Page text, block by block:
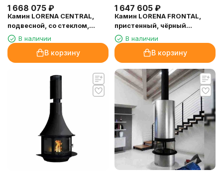
1 668 075 ₽
Камин LORENA CENTRAL,
подвесной, со стеклом,
чёрный (Traforart)
В наличии
В корзину
1 647 605 ₽
Камин LORENA FRONTAL,
пристенный, чёрный
(Traforart)
В наличии
В корзину